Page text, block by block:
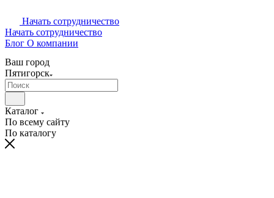
Начать сотрудничество
Начать сотрудничество
Блог О компании
Ваш город
Пятигорск
Каталог
По всему сайту
По каталогу